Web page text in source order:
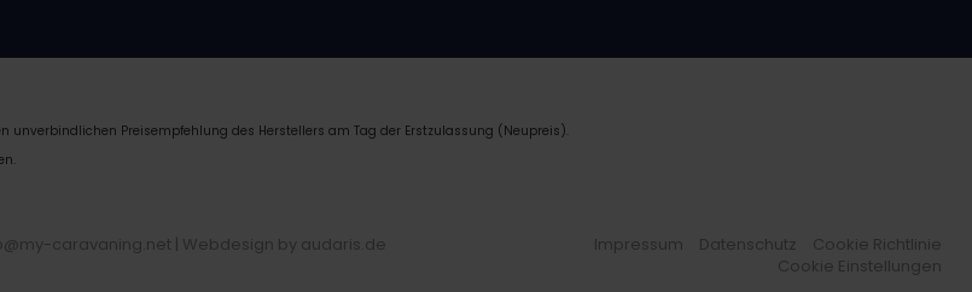
Preisempfehlung des Herstellers am Tag der Erstzulassung (Neupreis).
caravaning.net | Webdesign by audaris.de Impressum Datenschutz
Cookie Richtlinie
Cookie Einstellungen